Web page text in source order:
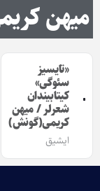
میهن
«تایسیز
سئوگی‏‫»
کیتابیندان
شعرلر / میهن
کریمی(گونش)
ایشیق